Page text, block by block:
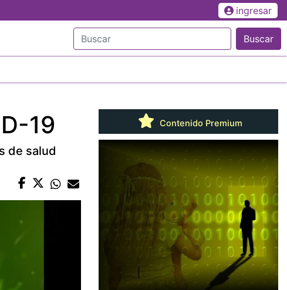
ingresar
Buscar
19
de salud
Contenido Premium